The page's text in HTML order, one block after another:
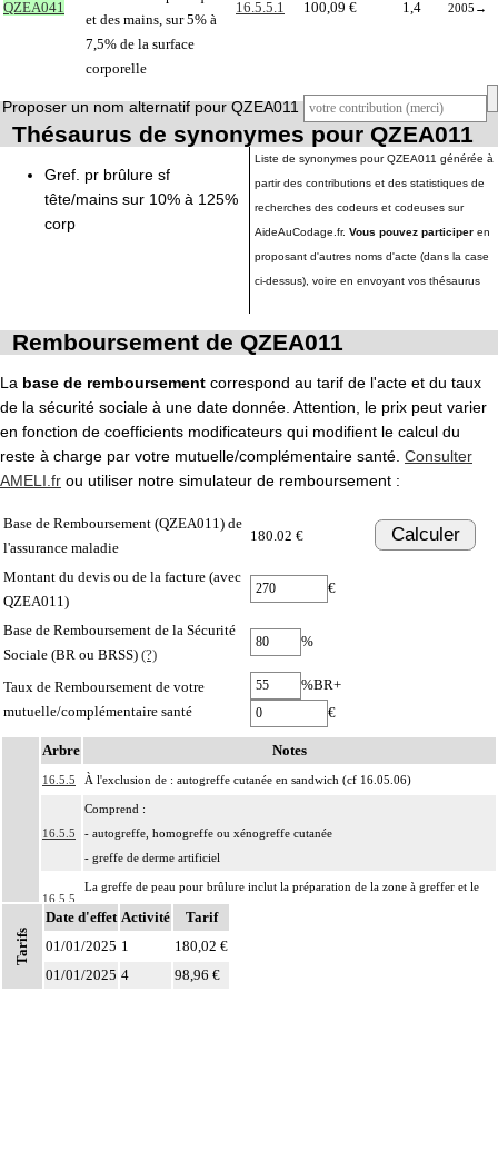
QZEA041
et des mains, sur 5% à
7,5% de la surface
corporelle
16.5.5.1 100,09 € 1,4 2005 →
Proposer un nom alternatif pour QZEA011
Thésaurus de synonymes pour QZEA011
Gref. pr brûlure sf
tête/mains sur 10% à 125%
corp
Liste de synonymes pour QZEA011 générée à
partir des contributions et des statistiques de
recherches des codeurs et codeuses sur
AideAuCodage.fr. Vous pouvez participer en
proposant d'autres noms d'acte (dans la case
ci-dessus), voire en envoyant vos thésaurus
Remboursement de QZEA011
La base de remboursement correspond au tarif de l'acte et du taux
de la sécurité sociale à une date donnée. Attention, le prix peut varier
en fonction de coefficients modificateurs qui modifient le calcul du
reste à charge par votre mutuelle/complémentaire santé. Consulter
AMELI.fr ou utiliser notre simulateur de remboursement :
Base de Remboursement (QZEA011) de
l'assurance maladie
180.02 € Calculer
Montant du devis ou de la facture (avec
QZEA011)
€
Base de Remboursement de la Sécurité
Sociale (BR ou BRSS) (?)
%
Taux de Remboursement de votre
mutuelle/complémentaire santé
%BR+
€
Arbre Notes
16.5.5 À l'exclusion de : autogreffe cutanée en sandwich (cf 16.05.06)
16.5.5
Comprend :
- autogreffe, homogreffe ou xénogreffe cutanée
- greffe de derme artificiel
16.5.5
La greffe de peau pour brûlure inclut la préparation de la zone à greffer et le
pansement consécutif de la zone prélevée et de la zone greffée.
À l'exclusion de : brûlure
Tarifs
Date d'effet Activité
Tarif
01/01/2025 1
180,02 €
01/01/2025 4 98,96 €